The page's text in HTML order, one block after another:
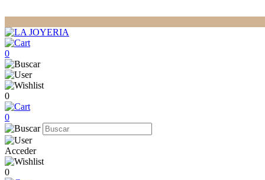
0
0
0
Acceder
0